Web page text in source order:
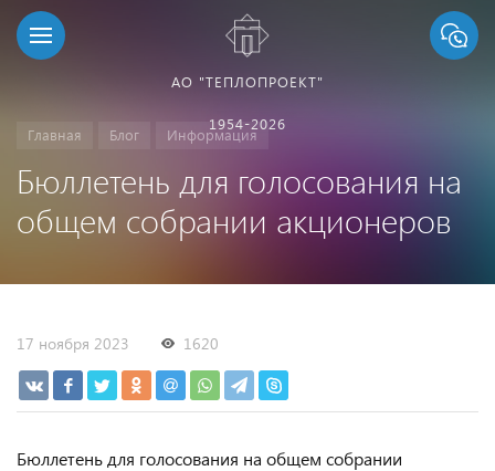
АО "ТЕПЛОПРОЕКТ"
1954-2026
Главная Блог Информация
Бюллетень для голосования на
общем собрании акционеров
17 ноября 2023 1620
Бюллетень для голосования на общем собрании